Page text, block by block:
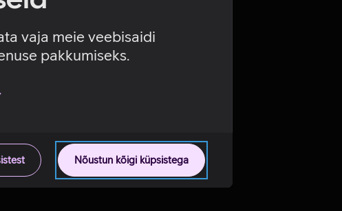
vaja meie veebisaidi
pakkumiseks.
Nõustun kõigi küpsistega